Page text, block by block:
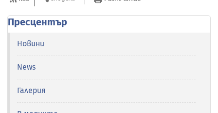
Пресцентър
Новини
News
Галерия